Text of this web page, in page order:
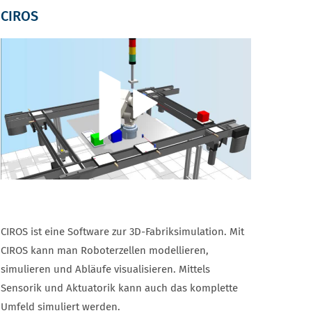
CIROS
CIROS ist eine Software zur 3D-Fabriksimulation. Mit
CIROS kann man Roboterzellen modellieren,
simulieren und Abläufe visualisieren. Mittels
Sensorik und Aktuatorik kann auch das komplette
Umfeld simuliert werden.